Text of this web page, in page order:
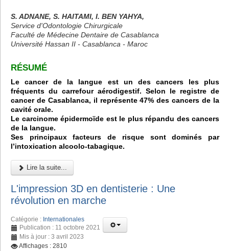
S. ADNANE, S. HAITAMI, I. BEN YAHYA,
Service d'Odontologie Chirurgicale
Faculté de Médecine Dentaire de Casablanca
Université Hassan II - Casablanca - Maroc
RÉSUMÉ
Le cancer de la langue est un des cancers les plus
fréquents du carrefour aérodigestif. Selon le registre de
cancer de Casablanca, il représente 47% des cancers de la
cavité orale.
Le carcinome épidermoïde est le plus répandu des cancers
de la langue.
Ses principaux facteurs de risque sont dominés par
l’intoxication alcoolo-tabagique.
Lire la suite...
L'impression 3D en dentisterie : Une
révolution en marche
Catégorie : Internationales
Publication : 11 octobre 2021
Mis à jour : 3 avril 2023
Affichages : 2810